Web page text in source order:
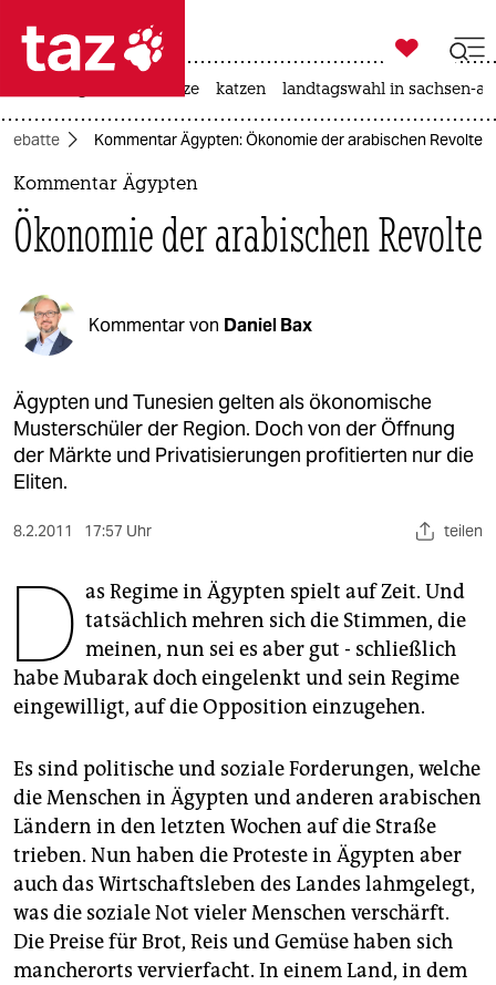
 taz zahl ich
taz zahl ich
themen
politik
öko
gesellschaft
kultur
sport
wahrheit
verlag
verlag
shop
fragen & hilfe
unterstützen
abo
genossenschaft

taz zahl ich
hitze katzen landtagswahl in sachsen-
Debatte Kommentar Ägypten: Ökonomie der arabischen Revolte
Kommentar Ägypten
Ökonomie der arabischen Revolte
Kommentar von Daniel Bax
Ägypten und Tunesien gelten als ökonomische
Musterschüler der Region. Doch von der Öffnung
der Märkte und Privatisierungen profitierten nur die
Eliten.
8.2.2011 17:57 Uhr teilen
D as Regime in Ägypten spielt auf Zeit. Und
tatsächlich mehren sich die Stimmen, die
meinen, nun sei es aber gut - schließlich
habe Mubarak doch eingelenkt und sein Regime
eingewilligt, auf die Opposition einzugehen.
Es sind politische und soziale Forderungen, welche
die Menschen in Ägypten und anderen arabischen
Ländern in den letzten Wochen auf die Straße
trieben. Nun haben die Proteste in Ägypten aber
auch das Wirtschaftsleben des Landes lahmgelegt,
was die soziale Not vieler Menschen verschärft.
Die Preise für Brot, Reis und Gemüse haben sich
mancherorts vervierfacht. In einem Land, in dem